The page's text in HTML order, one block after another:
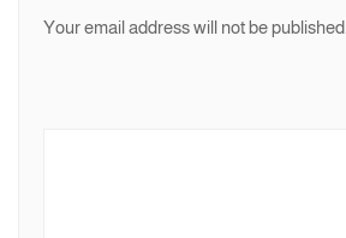
Your email address will not be published.